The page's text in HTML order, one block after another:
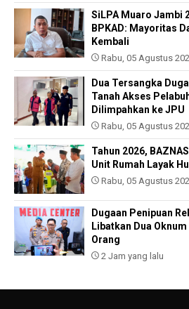
SiLPA Muaro Jambi
BPKAD: Mayoritas
Kembali
Rabu, 05 Agustus
Dua Tersangka
Tanah Akses
Dilimpahkan ke JPU
Rabu, 05 Agustus
Tahun 2026,
Unit Rumah Layak
Rabu, 05 Agustus
Dugaan Penipuan
Libatkan Dua
Orang
2 Jam yang lalu